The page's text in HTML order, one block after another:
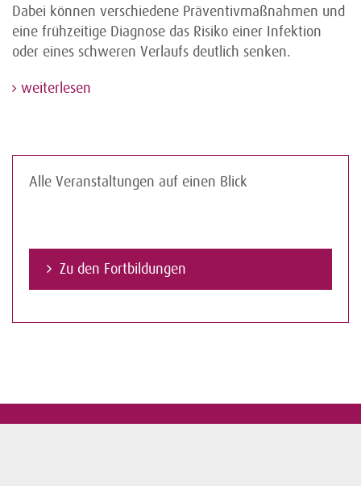
Dabei können verschiedene Präventivmaßnahmen und
eine frühzeitige Diagnose das Risiko einer Infektion
oder eines schweren Verlaufs deutlich senken.
weiterlesen
Alle Veranstaltungen auf einen Blick
Zu den Fortbildungen